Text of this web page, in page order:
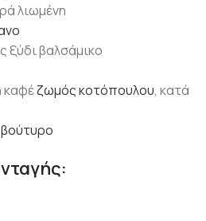
λιωμένη
ξύδι βαλσάμικο
καφέζωμός κοτόπουλου, κατά
βούτυρο